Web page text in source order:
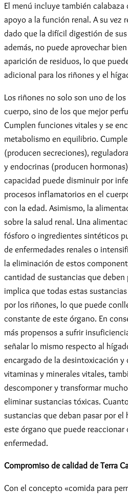
El menú incluye también calabaza
apoyo a la función renal. A su vez
dado que la difícil digestión de
además, no puede aprovechar
aparición de residuos, lo que
adicional para los riñones y el
Los riñones no solo son uno de
cuerpo, sino de los que mejor
Cumplen funciones vitales y se
metabolismo en equilibrio.
(producen secreciones),
y endocrinas (producen
capacidad puede disminuir por
procesos inflamatorios en el
con la edad. Asimismo, la
sobre la salud renal. Una
fósforo o ingredientes sintéticos
de enfermedades renales o
la eliminación de estos
cantidad de sustancias que deben
implica que todas estas
por los riñones, lo que puede
constante de este órgano. En
más propensos a sufrir
señalar lo mismo respecto al
encargado de la desintoxicación y
vitaminas y minerales vitales,
descomponer y transformar
eliminar sustancias tóxicas.
sustancias que deban pasar por el
este órgano que puede reaccionar
enfermedad.
Compromiso de calidad de Terra
Con el concepto «comida para